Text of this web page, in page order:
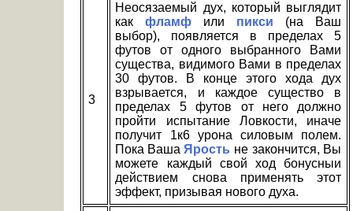
3
Неосязаемый дух, который выглядит
какфламф или пикси (на Ваш
выбор), появляется в пределах 5
футов от одного выбранного Вами
существа, видимого Вами в пределах
30 футов. В конце этого хода дух
взрывается, и каждое существо в
пределах 5 футов от него должно
пройти испытание Ловкости, иначе
получит 1к6 урона силовым полем.
Пока ВашаЯрость не закончится, Вы
можете каждый свой ход бонусныи
действием снова применять этот
эффект, призывая нового духа.